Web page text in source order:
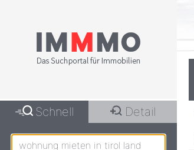
Schnell Detail